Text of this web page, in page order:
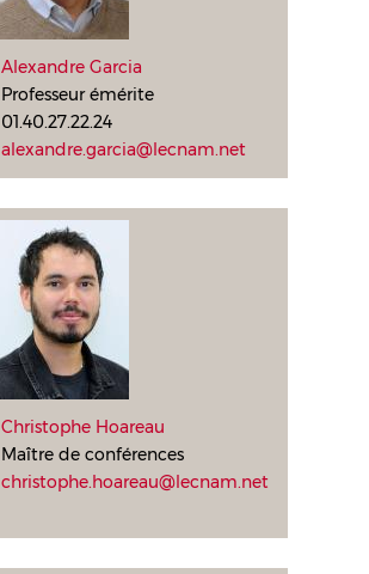
Alexandre Garcia
Professeur émérite
01.40.27.22.24
alexandre.garcia@lecnam.net
Christophe Hoareau
Maître de conférences
christophe.hoareau@lecnam.net